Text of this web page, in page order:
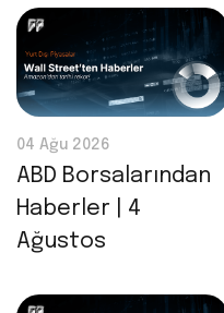
04 Ağu 2026
ABD Borsalarından
Haberler | 4
Ağustos